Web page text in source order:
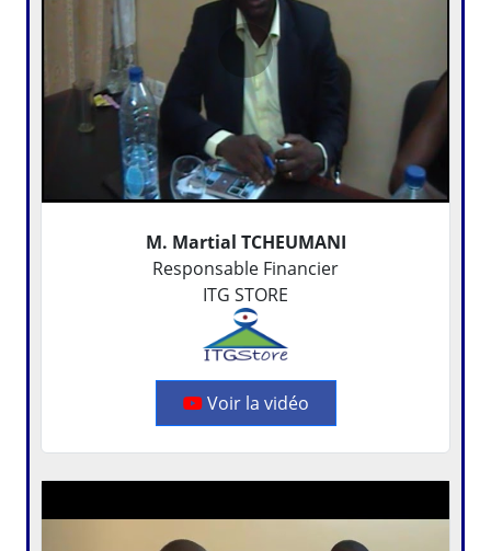
M. Martial TCHEUMANI
Responsable Financier
ITG STORE
Voir la vidéo